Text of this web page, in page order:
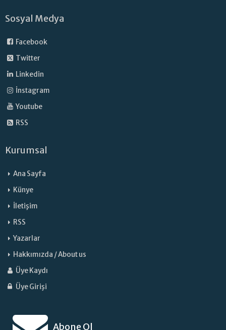
Sosyal Medya
Facebook
Twitter
Linkedin
İnstagram
Youtube
RSS
Kurumsal
Ana Sayfa
Künye
İletişim
RSS
Yazarlar
Hakkımızda / About us
Üye Kaydı
Üye Girişi
Abone Ol